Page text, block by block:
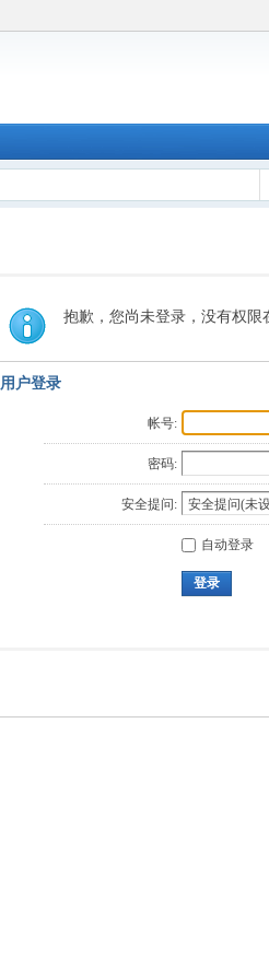
抱歉，您尚未登录，没有权限
用户登录
帐号:
密码:
安全提问:
自动登录
登录